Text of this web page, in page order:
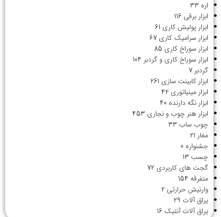
اره 33
ابزار برقی 116
ابزار پولیش کاری 61
ابزار سرامیک کاری 67
ابزار سوراخ کاری 85
ابزار سوراخ کاری و گردبر 104
گردبر 7
ابزار کابینت سازی 261
ابزار مینیاتوری 42
ابزار نگه دارنده 40
ابزار هنر چوب و نجاری 453
چوب ساب 33
مغار 21
جشنواره 0
چسب 13
گجت های کاربردی 72
متفرقه 154
وارنیش حرارتی 2
یراق آلات 29
یراق آلات آنتیک 16